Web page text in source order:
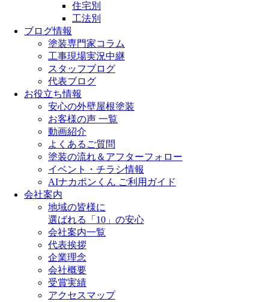
住宅別
工法別
ブログ情報
塗装専門家コラム
工事現場実況中継
スタッフブログ
代表ブログ
お役立ち情報
安心の外壁屋根塗装
お客様の声 一覧
動画紹介
よくあるご質問
塗装の流れ＆アフターフォロー
イベント・チラシ情報
AIナカポンくん ご利用ガイド
会社案内
地域の皆様に
選ばれる「10」の安心
会社案内一覧
代表挨拶
企業理念
会社概要
受賞実績
アクセスマップ